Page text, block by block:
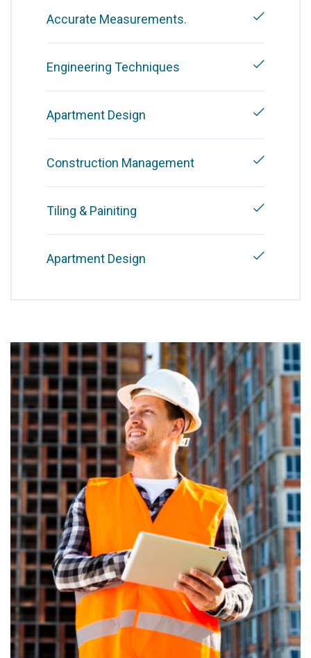
Accurate Measurements.
Engineering Techniques
Apartment Design
Construction Management
Tiling & Painiting
Apartment Design